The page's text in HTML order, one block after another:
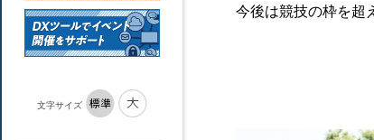
文字サイズ
今後は競技の枠を超